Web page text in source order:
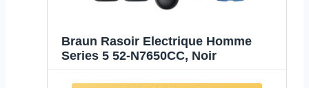
Braun Rasoir Electrique Homme
Series 5 52-N7650CC, Noir